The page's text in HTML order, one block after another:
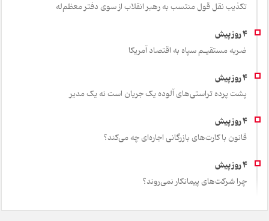
تکذیب نقل قول منتسب به رهبر انقلاب از سوی دفتر معظم‌له
ضربه مستقیـم سپاه به اقتصاد آمر‌یکا
پشت پرده تراستی‌های آلوده یک جریان است نه یک مدیر
قانون با کارت‌های بازرگانی اجاره‌ای چه می‌کند؟
چرا شرکت‌های پیمانکار نمی‌روند؟